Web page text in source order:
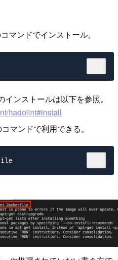
マンドでインストール。
ンストールは以下を参照。
hadolint#install
マンドで利用できる。